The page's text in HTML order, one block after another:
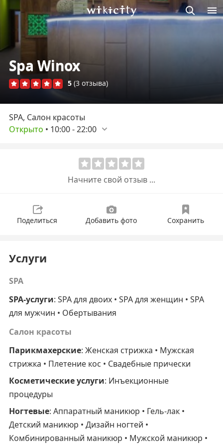
Викисити
Spa Winox
5 (3 отзыва)
SPA, Салон красоты
Открыто • 10:00-22:00
Начните свой отзыв ...
Поделиться Добавить фото Сохранить
Услуги
SPA
SPA-услуги: SPA для двоих • SPA для женщин • SPA
для мужчин • Обертывания
Салон красоты
Парикмахерские: Женская стрижка • Мужская
стрижка • Плетение кос • Свадебные прически
Косметические услуги: Инъекционные
процедуры
Ногтевые: Аппаратный маникюр • Гель-лак •
Детский маникюр • Дизайн ногтей •
Комбинированный маникюр • Мужской маникюр •